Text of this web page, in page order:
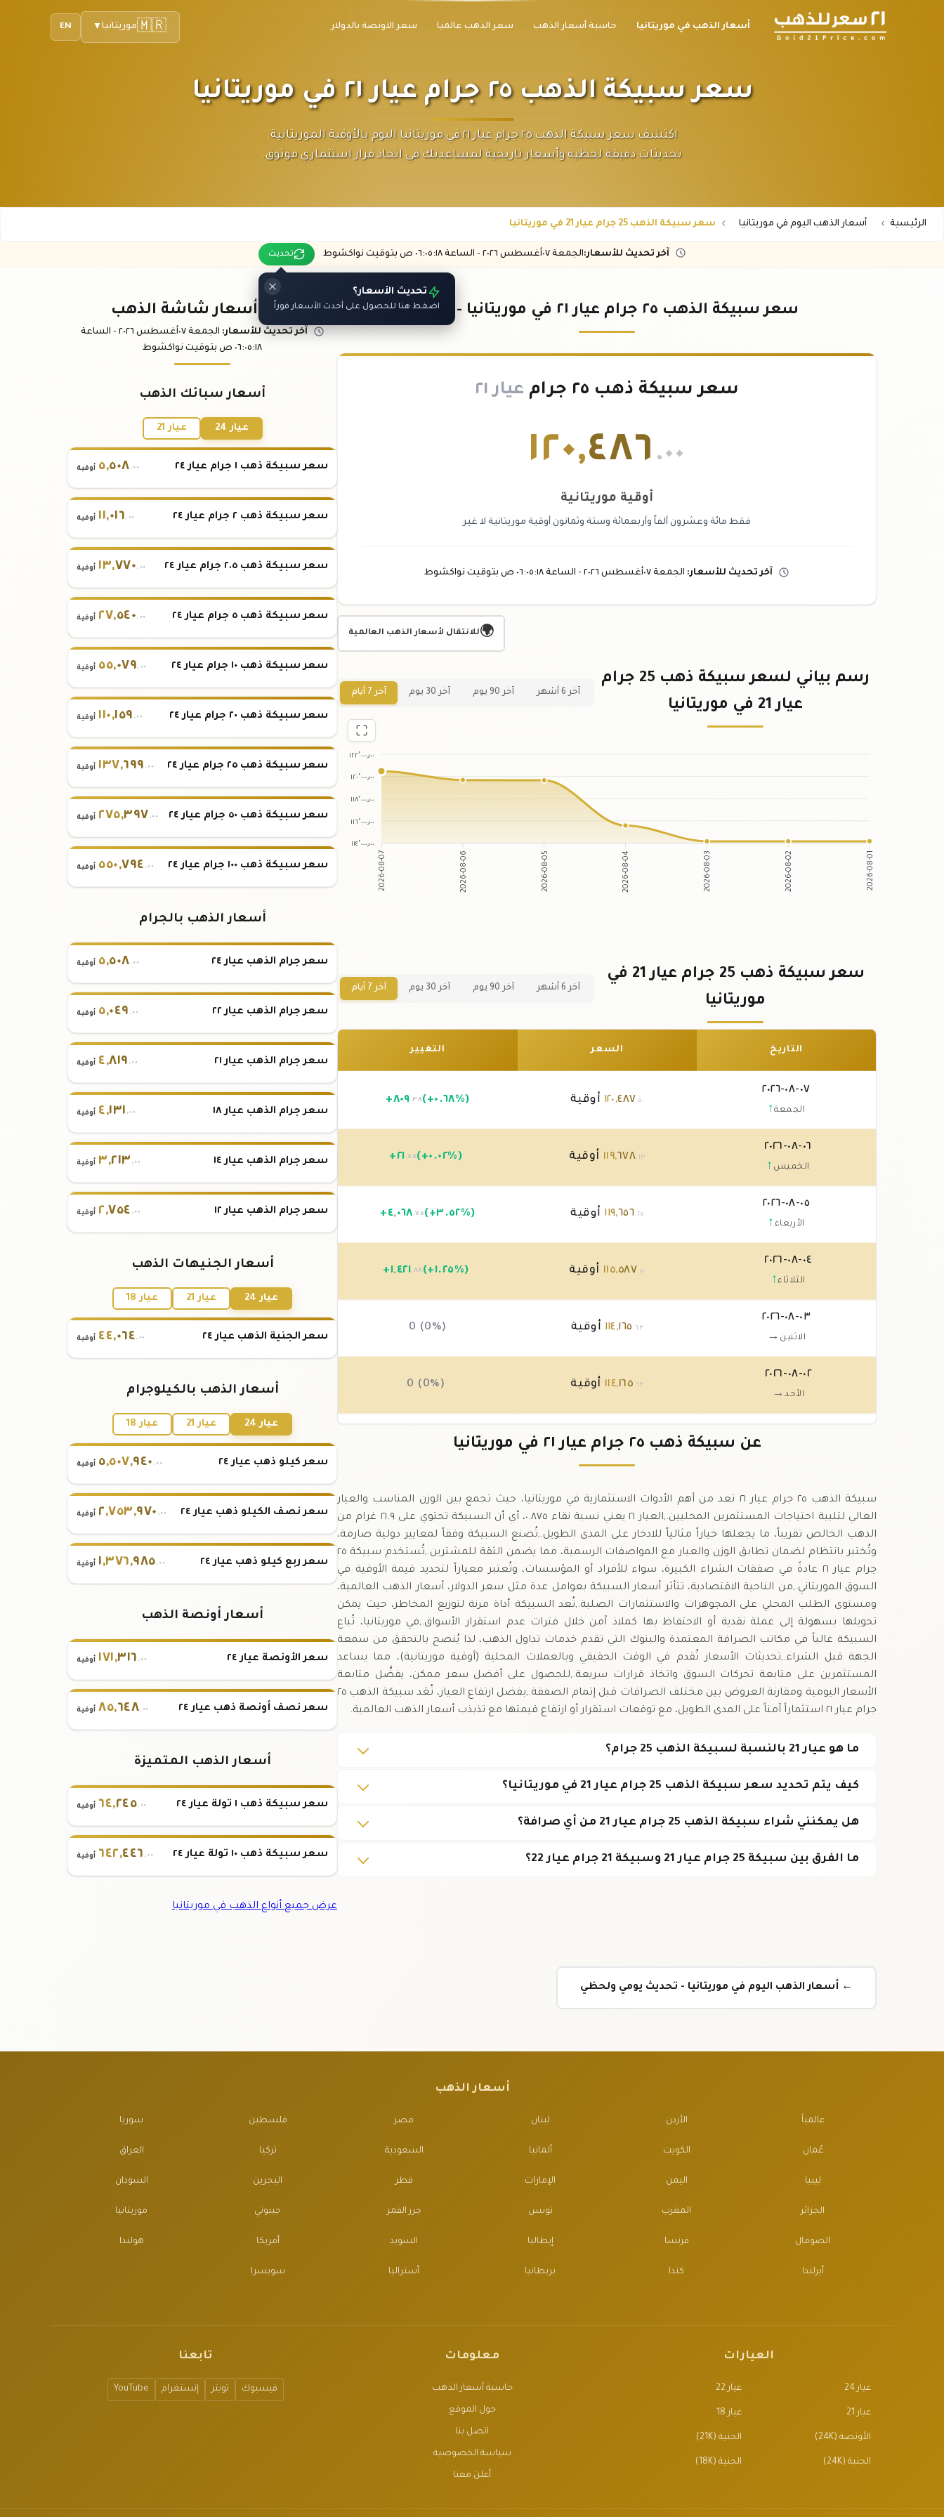
أسعار الذهب في موريتانيا حاسبة أسعار الذهب سعر الذهب عالميا سعر الاونصة بالدولار EN 🇲🇷موريتانيا ▼
سعر سبيكة الذهب ٢٥ جرام عيار ٢١ في موريتانيا
اكتشف سعر سبيكة الذهب ٢٥ جرام عيار ٢١ في موريتانيا اليوم بالأوقية الموريتانية.
تحديثات دقيقة لحظية وأسعار تاريخية لمساعدتك في اتخاذ قرار استثماري موثوق.
الرئيسية أسعار الذهب اليوم في موريتانيا سعر سبيكة الذهب 25 جرام عيار 21 في موريتانيا
آخر تحديث للأسعار:الجمعة ٠٧ أغسطس ٢٠٢٦ - الساعة ٠٦:٠٥:١٨ ص بتوقيت نواكشوط تحديث
تحديث الأسعار؟
اضغط هنا للحصول على أحدث الأسعار فوراً سعر سبيكة الذهب ٢٥ جرام عيار ٢١ في موريتانيا - اليوم
سعر سبيكة ذهب ٢٥ جرام عيار ٢١
١٢٠,٤٨٦ .٠٠
أوقية موريتانية
فقط مائة وعشرون ألفاً وأربعمائة وستة وثمانون أوقية موريتانية لا غير
آخر تحديث للأسعار: الجمعة ٠٧ أغسطس ٢٠٢٦ - الساعة :١٨ ص بتوقيت نواكشوط
🌍للانتقال لأسعار الذهب العالمية
رسم بياني لسعر سبيكة ذهب 25 جرام
عيار 21 في موريتانيا
آخر 6 أشهر آخر 90 يوم آخر 30 يوم آخر 7 أيام
١٢٢٬٠٠٠٫٠٠
١٢٠٬٠٠٠٫٠٠
١١٨٬٠٠٠٫٠٠
١١٦٬٠٠٠٫٠٠
١١٤٬٠٠٠٫٠٠
2026-08-07 2026-08-06 2026-08-05 2026-08-04 2026-08-03 2026-08-02 2026-08-01
سعر سبيكة ذهب 25 جرام عيار 21 في
موريتانيا
آخر 6 أشهر آخر 90 يوم آخر 30 يوم آخر 7 أيام
التاريخ السعر التغيير
٠٧-٠٨-٢٠٢٦
الجمعة↑
١٢٠,٤٨٧ .٥٠ أوقية +٨٠٩ .٣٨ (+٠.٦٨%)
٠٦-٠٨-٢٠٢٦
الخميس ↑
١١٩,٦٧٨.١٣ أوقية +٢١ .٨٨ (+٠.٠٢%)
٠٥-٠٨-٢٠٢٦
الأربعاء ↑
١١٩,٦٥٦.٢٥ أوقية +٤,٠٦٨ .٧٥ (+٣.٥٢%)
٠٤-٠٨-٢٠٢٦
الثلاثاء↑
١١٥,٥٨٧.٥٠ أوقية +١,٤٢١ .٨٨ (+١.٢٥%)
٠٣-٠٨-٢٠٢٦
الاثنين →
١١٤,١٦٥ .٦٣ أوقية 0 (0%)
٠٢-٠٨-٢٠٢٦
الأحد→
١١٤,١٦٥.٦٣ أوقية 0 (0%)
١١٤,١٦٥.٦٣ أوقية (-٠.٠٤%) عن سبيكة ذهب ٢٥ جرام عيار ٢١ في موريتانيا
سبيكة الذهب ٢٥ جرام عيار ٢١ تعد من أهم الأدوات الاستثمارية في موريتانيا، حيث تجمع بين الوزن المناسب والعيار
العالي لتلبية احتياجات المستثمرين المحليين.,العيار ٢١ يعني نسبة نقاء ٠.٨٧٥، أي أن السبيكة تحتوي على ٢١.٩ غرام من
الذهب الخالص تقريباً، ما يجعلها خياراً مثالياً للادخار على المدى الطويل.,تُصنع السبيكة وفقاً لمعايير دولية صارمة،
وتُختبر بانتظام لضمان تطابق الوزن والعيار مع المواصفات الرسمية، مما يضمن الثقة للمشترين.,تُستخدم سبيكة ٢٥
جرام عيار ٢١ عادةً في صفقات الشراء الكبيرة، سواء للأفراد أو المؤسسات، وتُعتبر معياراً لتحديد قيمة الأوقية في
السوق الموريتاني.,من الناحية الاقتصادية، تتأثر أسعار السبيكة بعوامل عدة مثل سعر الدولار، أسعار الذهب العالمية،
ومستوى الطلب المحلي على المجوهرات والاستثمارات الصلبة.,تُعد السبيكة أداة مرنة لتوزيع المخاطر، حيث يمكن
تحويلها بسهولة إلى عملة نقدية أو الاحتفاظ بها كملاذ آمن خلال فترات عدم استقرار الأسواق.,في موريتانيا، تُباع
السبيكة غالباً في مكاتب الصرافة المعتمدة والبنوك التي تقدم خدمات تداول الذهب، لذا يُنصح بالتحقق من سمعة
الجهة قبل الشراء.,تحديثات الأسعار تُقدم في الوقت الحقيقي وبالعملات المحلية (أوقية موريتانية)، مما يساعد
المستثمرين على متابعة تحركات السوق واتخاذ قرارات سريعة.,للحصول على أفضل سعر ممكن، يفضَّل متابعة
الأسعار اليومية ومقارنة العروض بين مختلف الصرافات قبل إتمام الصفقة.,بفضل ارتفاع العيار، تُعَد سبيكة الذهب ٢٥
جرام عيار ٢١ استثماراً آمناً على المدى الطويل، مع توقعات استقرار أو ارتفاع قيمتها مع تذبذب أسعار الذهب العالمية.
ما هو عيار 21 بالنسبة لسبيكة الذهب 25 جرام؟
كيف يتم تحديد سعر سبيكة الذهب 25 جرام عيار 21 في موريتانيا؟
هل يمكنني شراء سبيكة الذهب 25 جرام عيار 21 من أي صرافة؟
ما الفرق بين سبيكة 25 جرام عيار 21 وسبيكة 21 جرام عيار 22؟
باقي أسعار شاشة الذهب
آخر تحديث للأسعار: الجمعة ٠٧ أغسطس ٢٠٢٦ -
الساعة
٠٦:٠٥:١٨ ص بتوقيت نواكشوط
أسعار سبائك الذهب
عيار 24 عيار 21
سعر سبيكة ذهب ١ جرام عيار ٢٤ ٥,٥٠٨.٠٠ أوقية
سعر سبيكة ذهب ٢ جرام عيار ٢٤ ١١,٠١٦.٠٠ أوقية
سعر سبيكة ذهب ٢.٥ جرام عيار ٢٤ ١٣,٧٧٠.٠٠ أوقية
سعر سبيكة ذهب ٥ جرام عيار ٢٤ ٢٧,٥٤٠.٠٠ أوقية
سعر سبيكة ذهب ١٠ جرام عيار ٢٤ ٥٥,٠٧٩.٠٠ أوقية
سعر سبيكة ذهب ٢٠ جرام عيار ٢٤ ١١٠,١٥٩ .٠٠ أوقية
سعر سبيكة ذهب ٢٥ جرام عيار ٢٤ ١٣٧,٦٩٩ .٠٠ أوقية
سعر سبيكة ذهب ٥٠ جرام عيار ٢٤ ٢٧٥,٣٩٧ .٠٠ أوقية
سعر سبيكة ذهب ١٠٠ جرام عيار ٢٤ ٥٥٠,٧٩٤ .٠٠ أوقية
أسعار الذهب بالجرام
سعر جرام الذهب عيار ٢٤ ٥,٥٠٨.٠٠ أوقية
سعر جرام الذهب عيار ٢٢ ٥,٠٤٩ .٠٠ أوقية
سعر جرام الذهب عيار ٢١ ٤,٨١٩ .٠٠ أوقية
سعر جرام الذهب عيار ١٨ ٤,١٣١ .٠٠ أوقية
سعر جرام الذهب عيار ١٤ ٣,٢١٣ .٠٠ أوقية
سعر جرام الذهب عيار ١٢ ٢,٧٥٤ .٠٠ أوقية
أسعار الجنيهات الذهب
عيار 24 عيار 21 عيار 18
سعر الجنية الذهب عيار ٢٤ ٤٤,٠٦٤.٠٠ أوقية
أسعار الذهب بالكيلوجرام
عيار 24 عيار 21 عيار 18
سعر كيلو ذهب عيار ٢٤ ٥,٥٠٧,٩٤٠ .٠٠ أوقية
سعر نصف الكيلو ذهب عيار ٢٤ ٢,٧٥٣,٩٧٠ .٠٠ أوقية
سعر ربع كيلو ذهب عيار ٢٤ ١,٣٧٦,٩٨٥.٠٠ أوقية
أسعار أونصة الذهب
سعر الأونصة عيار ٢٤ ١٧١,٣١٦ .٠٠ أوقية
سعر نصف أونصة ذهب عيار ٢٤ ٨٥,٦٤٨.٠٠ أوقية
أسعار الذهب المتميزة
سعر سبيكة ذهب ١ تولة عيار ٢٤ ٦٤,٢٤٥.٠٠ أوقية
سعر سبيكة ذهب ١٠ تولة عيار ٢٤ ٦٤٢,٤٤٦ .٠٠ أوقية
عرض جميع أنواع الذهب في موريتانيا
← أسعار الذهب اليوم في موريتانيا - تحديث يومي ولحظي
أسعار الذهب
عالمياً الأردن لبنان مصر فلسطين سوريا
عُمان الكويت ألمانيا السعودية تركيا العراق
ليبيا اليمن الإمارات قطر البحرين السودان
الجزائر المغرب تونس جزر القمر جيبوتي موريتانيا
الصومال فرنسا إيطاليا السويد أمريكا هولندا
أيرلندا كندا بريطانيا أستراليا سويسرا
العيارات
عيار 24 عيار 22
عيار 21 عيار 18
الأونصة (24K) الجنية (21K)
الجنية (24K) الجنية (18K)
معلومات
حاسبة أسعار الذهب
حول الموقع
اتصل بنا
سياسة الخصوصية
أعلن معنا
تابعنا
فيسبوك تويتر إنستغرام YouTube